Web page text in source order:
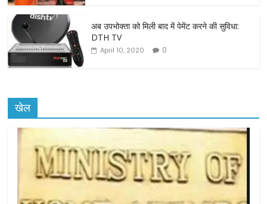
अब उपभोक्ता को मिली बाद में पेमेंट करने की सुविधा:
DTH TV
April 10, 2020 0
खेल